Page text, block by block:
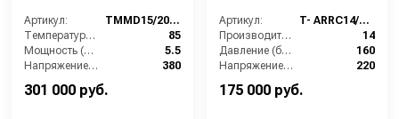
Артикул:
TMMD15/200RT5.5TS
Температура (°C):
85
Мощность (Вт):
5.5
Напряжение (В):
380
301 000 руб.
Артикул:
T- ARRC14/160
Производительность (л/мин):
14
Давление (бар):
160
Напряжение (В):
220
175 000 руб.